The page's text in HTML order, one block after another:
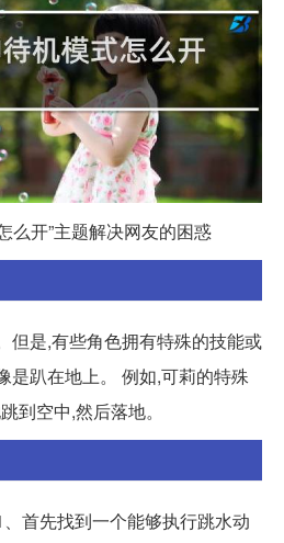
么开”主题解决网友的困惑
但是,有些角色拥有特殊的技能或
是趴在地上。 例如,可莉的特殊
到空中,然后落地。
首先找到一个能够执行跳水动